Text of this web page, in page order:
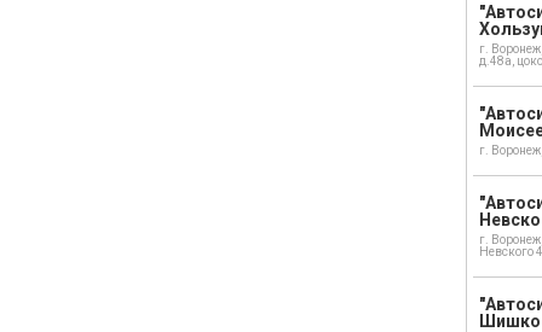
г.
д.48а,
г.
г.
Невского